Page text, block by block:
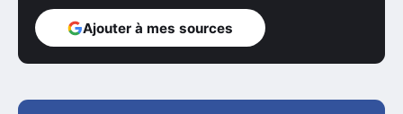
Ajouter à mes sources